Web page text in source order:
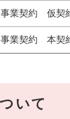
事業契約 仮契
事業契約 本契
いて